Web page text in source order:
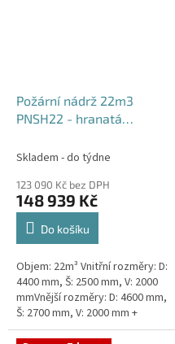
Požární nádrž 22m3
PNSH22 - hranatá
Skladem - do týdne
123 090 Kč bez DPH
148 939 Kč
Do košíku
Objem: 22m³ Vnitřní rozměry: D:
4400 mm, Š: 2500 mm, V: 2000
mmVnější rozměry: D: 4600 mm,
Š: 2700 mm, V: 2000 mm +
komínek Běžná doba dodání 2-3